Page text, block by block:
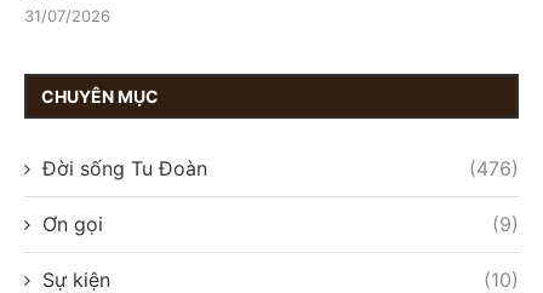
31/07/2026
CHUYÊN MỤC
Đời sống Tu Đoàn (476)
Ơn gọi (9)
Sự kiện (10)